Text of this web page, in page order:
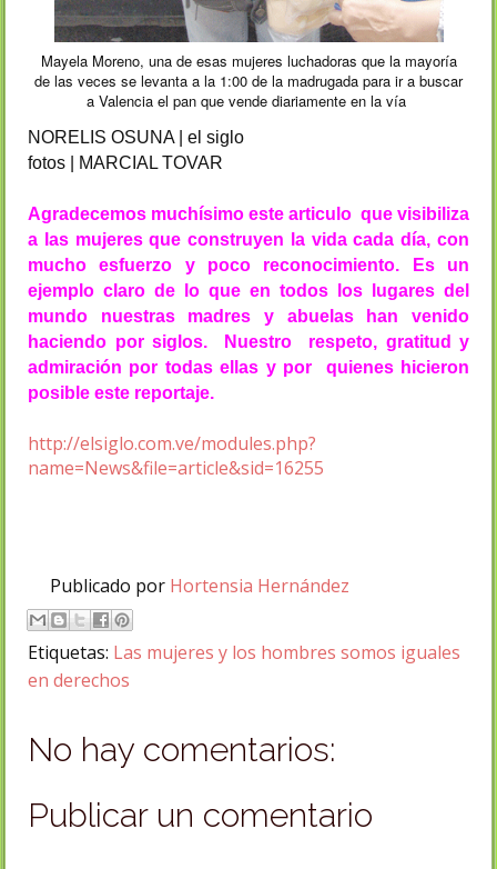
Mayela Moreno, una de esas mujeres luchadoras que la mayoría
de las veces se levanta a la 1:00 de la madrugada para ir a buscar
a Valencia el pan que vende diariamente en la vía
NORELIS OSUNA | el siglo
fotos | MARCIAL TOVAR
Agradecemos muchísimo este articulo que visibiliza
a las mujeres que construyen la vida cada día, con
mucho esfuerzo y poco reconocimiento. Es un
ejemplo claro de lo que en todos los lugares del
mundo nuestras madres y abuelas han venido
haciendo por siglos. Nuestro respeto, gratitud y
admiración por todas ellas y por quienes hicieron
posible este reportaje.
http://elsiglo.com.ve/modules.php?
name=News&file=article&sid=16255
Publicado por Hortensia Hernández
Etiquetas: Las mujeres y los hombres somos iguales
en derechos
No hay comentarios:
Publicar un comentario